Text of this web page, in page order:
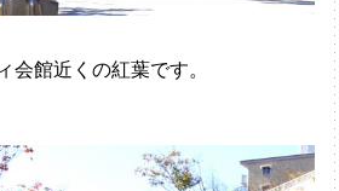
会館近くの紅葉です。